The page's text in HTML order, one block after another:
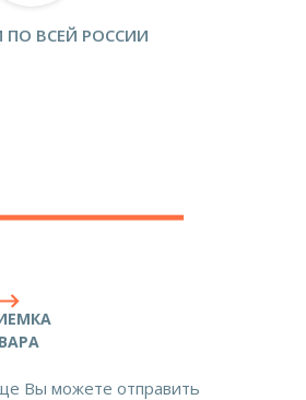
ПО ВСЕЙ РОССИИ
Вы можете отправить